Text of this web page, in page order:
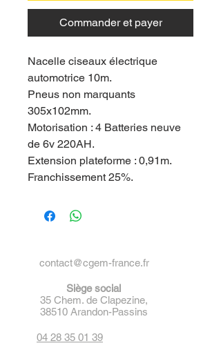
Commander et payer
Nacelle ciseaux électrique
automotrice 10m.
Pneus non marquants
305x102mm.
Motorisation : 4 Batteries neuve
de 6v 220AH.
Extension plateforme : 0,91m.
Franchissement 25%.
contact@cgem-france.fr
Siège social
35 Chem. de Clapezine,
38510 Arandon-Passins
04 28 35 01 39